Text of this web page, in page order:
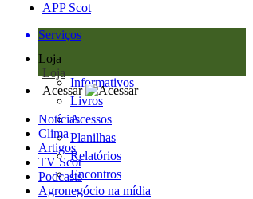
APP Scot
Serviços
Loja
Loja
Informativos
Livros
Acessos
Planilhas
Relatórios
Encontros
Acessar
Notícias
Clima
Artigos
TV Scot
Podcasts
Agronegócio na mídia